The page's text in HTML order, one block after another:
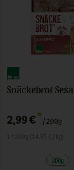
2,99 € */ 200g
200g